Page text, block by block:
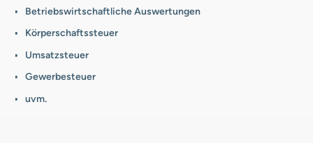
Betriebswirtschaftliche Auswertungen
Körperschaftssteuer
Umsatzsteuer
Gewerbesteuer
uvm.